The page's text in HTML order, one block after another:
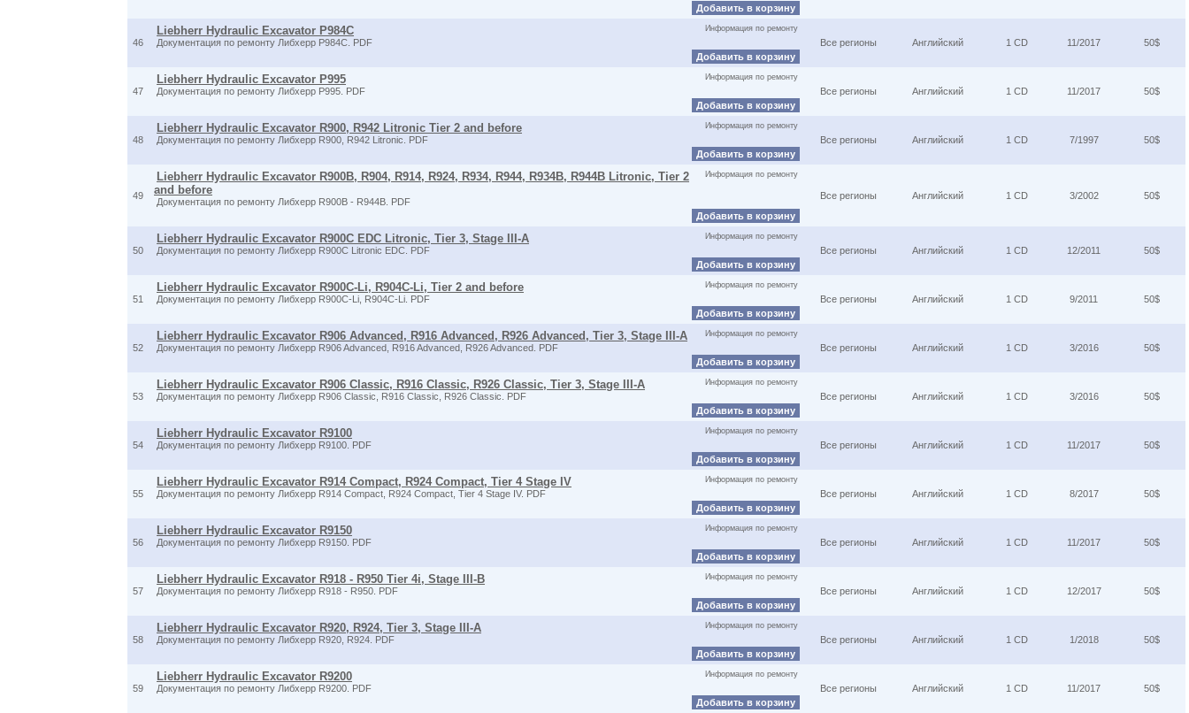
Добавить в корзину
46
Liebherr Hydraulic Excavator P984C
Документация по ремонту Либхерр P984C. PDF
Информация по ремонту
Добавить в корзину
Все регионы Английский 1 CD 11/2017 50$
47
Liebherr Hydraulic Excavator P995
Документация по ремонту Либхерр P995. PDF
Информация по ремонту
Добавить в корзину
Все регионы Английский 1 CD 11/2017 50$
48
Liebherr Hydraulic Excavator R900, R942 Litronic Tier 2 and before
Документация по ремонту Либхерр R900, R942 Litronic. PDF
Информация по ремонту
Добавить в корзину
Все регионы Английский 1 CD 7/1997 50$
49
Liebherr Hydraulic Excavator R900B, R904, R914, R924, R934, R944, R934B, R944B Litronic, Tier 2
and before
Документация по ремонту Либхерр R900B - R944B. PDF
Информация по ремонту
Добавить в корзину
Все регионы Английский 1 CD 3/2002 50$
50
Liebherr Hydraulic Excavator R900C EDC Litronic, Tier 3, Stage III-A
Документация по ремонту Либхерр R900C Litronic EDC. PDF
Информация по ремонту
Добавить в корзину
Все регионы Английский 1 CD 12/2011 50$
51
Liebherr Hydraulic Excavator R900C-Li, R904C-Li, Tier 2 and before
Документация по ремонту Либхерр R900C-Li, R904C-Li. PDF
Информация по ремонту
Добавить в корзину
Все регионы Английский 1 CD 9/2011 50$
52
Liebherr Hydraulic Excavator R906 Advanced, R916 Advanced, R926 Advanced, Tier 3, Stage III-A
Документация по ремонту Либхерр R906 Advanced, R916 Advanced, R926 Advanced. PDF
Информация по ремонту
Добавить в корзину
Все регионы Английский 1 CD 3/2016 50$
53
Liebherr Hydraulic Excavator R906 Classic, R916 Classic, R926 Classic, Tier 3, Stage III-A
Документация по ремонту Либхерр R906 Classic, R916 Classic, R926 Classic. PDF
Информация по ремонту
Добавить в корзину
Все регионы Английский 1 CD 3/2016 50$
54
Liebherr Hydraulic Excavator R9100
Документация по ремонту Либхерр R9100. PDF
Информация по ремонту
Добавить в корзину
Все регионы Английский 1 CD 11/2017 50$
55
Liebherr Hydraulic Excavator R914 Compact, R924 Compact, Tier 4 Stage IV
Документация по ремонту Либхерр R914 Compact, R924 Compact, Tier 4 Stage IV. PDF
Информация по ремонту
Добавить в корзину
Все регионы Английский 1 CD 8/2017 50$
56
Liebherr Hydraulic Excavator R9150
Документация по ремонту Либхерр R9150. PDF
Информация по ремонту
Добавить в корзину
Все регионы Английский 1 CD 11/2017 50$
57
Liebherr Hydraulic Excavator R918 - R950 Tier 4i, Stage III-B
Документация по ремонту Либхерр R918 - R950. PDF
Информация по ремонту
Добавить в корзину
Все регионы Английский 1 CD 12/2017 50$
58
Liebherr Hydraulic Excavator R920, R924, Tier 3, Stage III-A
Документация по ремонту Либхерр R920, R924. PDF
Информация по ремонту
Добавить в корзину
Все регионы Английский 1 CD 1/2018 50$
59
Liebherr Hydraulic Excavator R9200
Документация по ремонту Либхерр R9200. PDF
Информация по ремонту
Добавить в корзину
Все регионы Английский 1 CD 11/2017 50$